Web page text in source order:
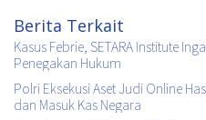
Berita Terkait
Kasus Febrie, SETARA Institute
Penegakan Hukum
Polri Eksekusi Aset Judi Online
dan Masuk Kas Negara